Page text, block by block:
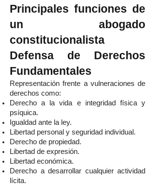
Principales funciones de
un abogado
constitucionalista
Defensa de Derechos
Fundamentales
Representación frente a vulneraciones de
derechos como:
Derecho a la vida e integridad física y
psíquica.
Igualdad ante la ley.
Libertad personal y seguridad individual.
Derecho de propiedad.
Libertad de expresión.
Libertad económica.
Derecho a desarrollar cualquier actividad
lícita.